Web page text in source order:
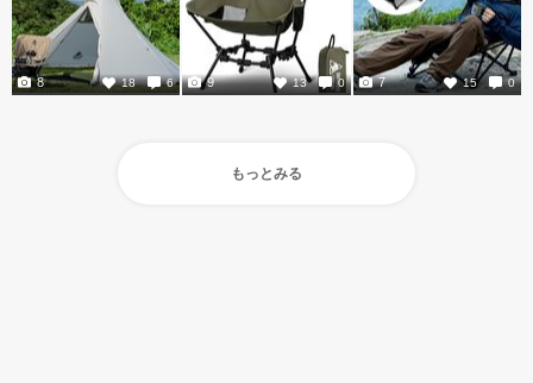
18 6
8 13 0
9 15 0
7
もっとみる